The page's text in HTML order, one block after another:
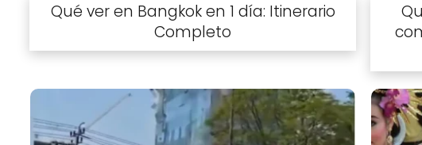
Qué ver en Bangkok en 1 día: Itinerario
Completo